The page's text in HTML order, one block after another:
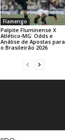
Flamengo
Palpite Fluminense X
Atlético-MG: Odds e
Análise de Apostas para
o Brasileirão 2026